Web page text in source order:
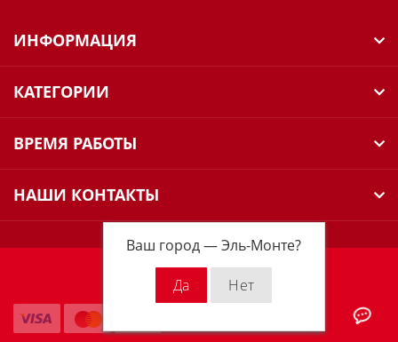
Ваш город —Эль-Монте?
ИНФОРМАЦИЯ
КАТЕГОРИИ
ВРЕМЯ РАБОТЫ
НАШИ КОНТАКТЫ
Milwaukee Russia © 2026